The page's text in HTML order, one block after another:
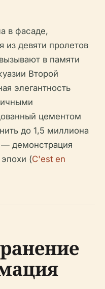
в фасаде,
из девяти пролетов
в памяти
Второй
элегантность
цементом
до 1,5 миллиона
— демонстрация
(C'est en